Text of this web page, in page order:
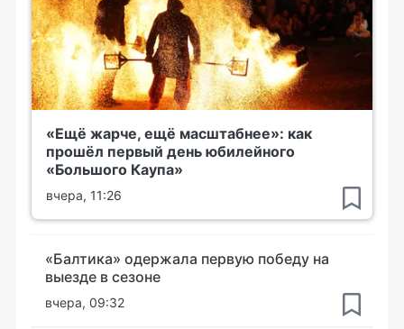
«Ещё жарче, ещё масштабнее»: как
прошёл первый день юбилейного
«Большого Каупа»
вчера, 11:26
«Балтика» одержала первую победу на
выезде в сезоне
вчера, 09:32